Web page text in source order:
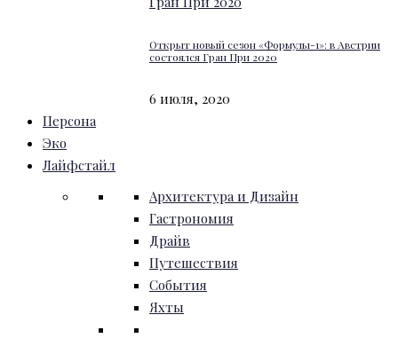
Открыт новый сезон «Формулы-1»: в Австрии
состоялся Гран При 2020
6 июля, 2020
Персона
Эко
Лайфстайл
Архитектура и Дизайн
Гастрономия
Драйв
Путешествия
События
Яхты